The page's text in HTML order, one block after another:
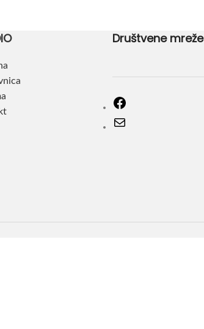
Društvene mreže